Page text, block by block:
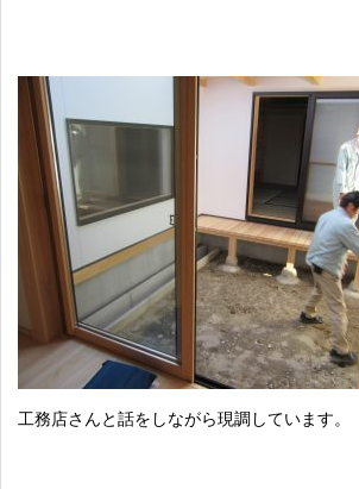
工務店さんと話をしながら現調しています。